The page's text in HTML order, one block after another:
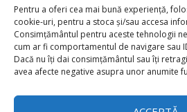
Pentru a oferi cea mai bună experiență,
cookie-uri, pentru a stoca și/sau accesa
Consimțământul pentru aceste tehnologii
cum ar fi comportamentul de navigare sau
Dacă nu îți dai consimțământul sau îți
avea afecte negative asupra unor anumite
Noul Volvo EX90 /
32:06
33
MG RX5 - își merită
AutoBlog.MD
ANRE: Detensionarea
Golf influențează
Moldova
(foto/video) Imaginea
uneori „stau în tufari”